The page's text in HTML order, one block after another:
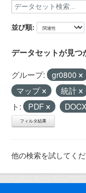
並び順
データセットが見つ
グループ: gr0800
マップ
統計
ト:
PDF DOCX
フィルタ結果
他の検索を試してくだ